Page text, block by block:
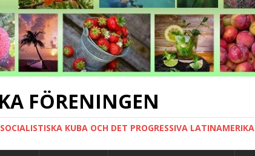
FÖRENINGEN
KUBA OCH DET PROGRESSIVA LATINAMERIKA